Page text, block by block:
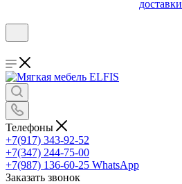
доставки
Телефоны
+7(917) 343-92-52
+7(347) 244-75-00
+7(987) 136-60-25 WhatsApp
Заказать звонок